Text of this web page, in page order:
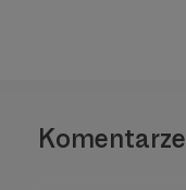
Komentarze